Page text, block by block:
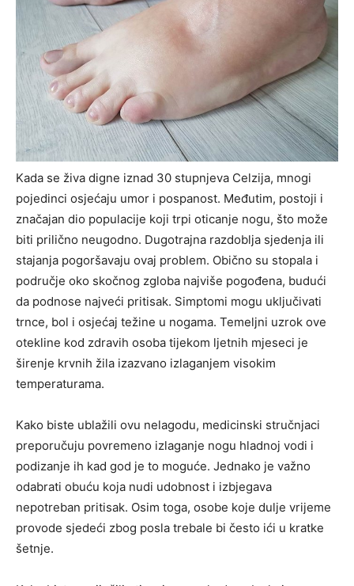
Kada se živa digne iznad 30 stupnjeva Celzija, mnogi
pojedinci osjećaju umor i pospanost. Međutim, postoji i
značajan dio populacije koji trpi oticanje nogu, što može
biti prilično neugodno. Dugotrajna razdoblja sjedenja ili
stajanja pogoršavaju ovaj problem. Obično su stopala i
područje oko skočnog zgloba najviše pogođena, budući
da podnose najveći pritisak. Simptomi mogu uključivati ​​
trnce, bol i osjećaj težine u nogama. Temeljni uzrok ove
otekline kod zdravih osoba tijekom ljetnih mjeseci je
širenje krvnih žila izazvano izlaganjem visokim
temperaturama.
Kako biste ublažili ovu nelagodu, medicinski stručnjaci
preporučuju povremeno izlaganje nogu hladnoj vodi i
podizanje ih kad god je to moguće. Jednako je važno
odabrati obuću koja nudi udobnost i izbjegava
nepotreban pritisak. Osim toga, osobe koje dulje vrijeme
provode sjedeći zbog posla trebale bi često ići u kratke
šetnje.